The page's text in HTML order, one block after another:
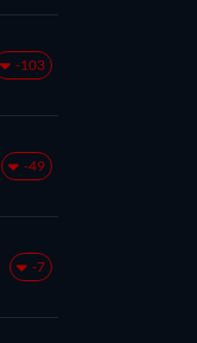
-103
-49
-7